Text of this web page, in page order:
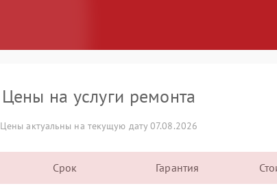
Цены на услуги ремонта
Цены актуальны на текущую дату 07.08.2026
Срок Гарантия